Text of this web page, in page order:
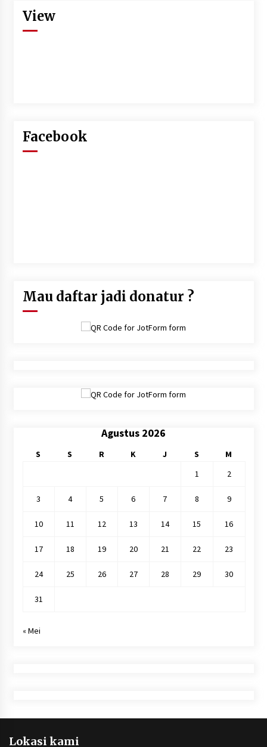
"Rencana jahat apabila terdapat pada diri seseorang maka
View
Facebook
Mau daftar jadi donatur ?
Agustus 2026
S S R K J S
M
1
2
3 4 5 6 7 8 9
10 11 12 13 14 15 16
17 18 19 20 21 22 23
24 25 26 27 28 29 30
31
« Mei
Lokasi kami